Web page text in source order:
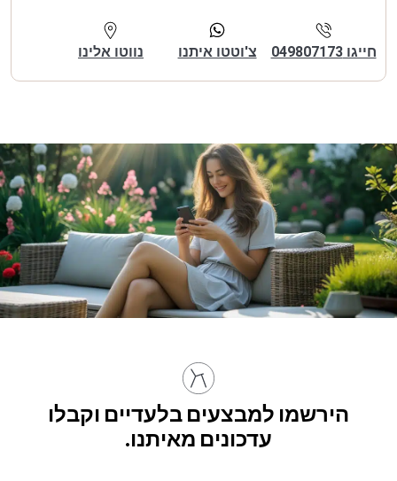
חייגו 049807173 צ'וטטו איתנו נווטו אלינו
הירשמו למבצעים בלעדיים וקבלו
עדכונים מאיתנו.